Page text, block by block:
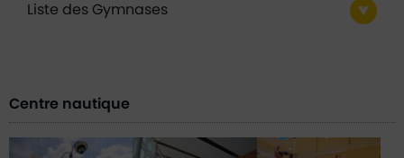
Liste des Gymnases
Centre nautique